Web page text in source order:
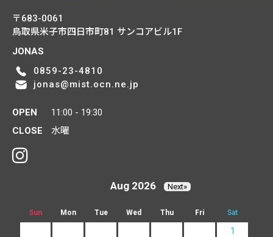
〒683-0061
鳥取県米子市四日市町81 サンコアビル1F
JONAS
0859-23-4810
jonas@mist.ocn.ne.jp
OPEN
11:00 - 19:30
CLOSE
水曜
Aug 2026 Next»
Sun Mon Tue Wed Thu Fri Sat
1